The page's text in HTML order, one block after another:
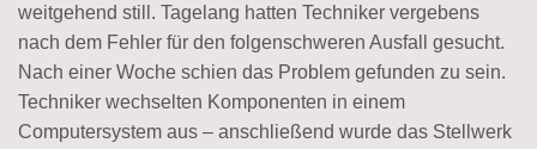
weitgehend still. Tagelang hatten Techniker vergebens
nach dem Fehler für den folgenschweren Ausfall gesucht.
Nach einer Woche schien das Problem gefunden zu sein.
Techniker wechselten Komponenten in einem
Computersystem aus – anschließend wurde das Stellwerk